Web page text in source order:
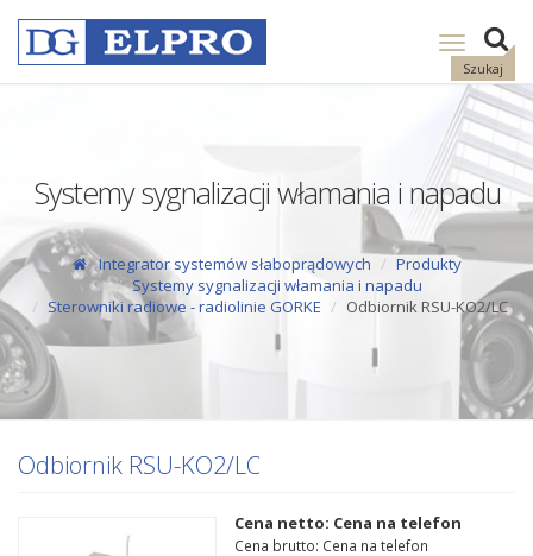
Szukaj
Pokaż
nawigację
Systemy sygnalizacji włamania i napadu
Integrator systemów słaboprądowych
Produkty
Systemy sygnalizacji włamania i napadu
Sterowniki radiowe - radiolinie GORKE
Odbiornik RSU-KO2/LC
Odbiornik RSU-KO2/LC
Cena netto: Cena na telefon
Cena brutto: Cena na telefon